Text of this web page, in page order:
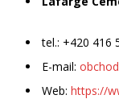
tel.: +420 416
E-mail:
Web: https://